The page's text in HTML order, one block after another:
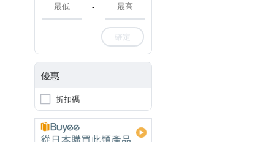
-
確定
優惠
折扣碼